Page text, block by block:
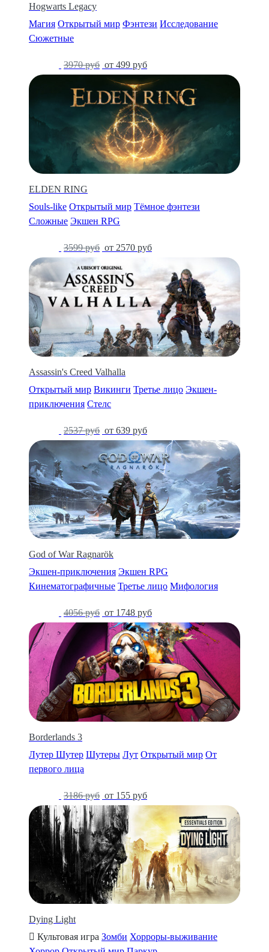
Hogwarts Legacy
Магия Открытый мир Фэнтези Исследование
Сюжетные
3970 руб от 499 руб
ELDEN RING
Souls-like Открытый мир Тёмное фэнтези
Сложные Экшен RPG
3599 руб от 2570 руб
Assassin's Creed Valhalla
Открытый мир Викинги Третье лицо Экшен-
приключения Стелс
2537 руб от 639 руб
God of War Ragnarök
Экшен-приключения Экшен RPG
Кинематографичные Третье лицо Мифология
4056 руб от 1748 руб
Borderlands 3
Лутер Шутер Шутеры Лут Открытый мир От
первого лица
3186 руб от 155 руб
Dying Light
Культовая игра Зомби Хорроры-выживание